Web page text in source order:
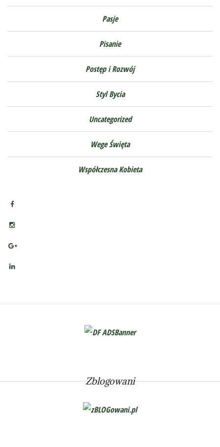
Pasje
Pisanie
Postęp i Rozwój
Styl Bycia
Uncategorized
Wege Święta
Współczesna Kobieta
Zblogowani